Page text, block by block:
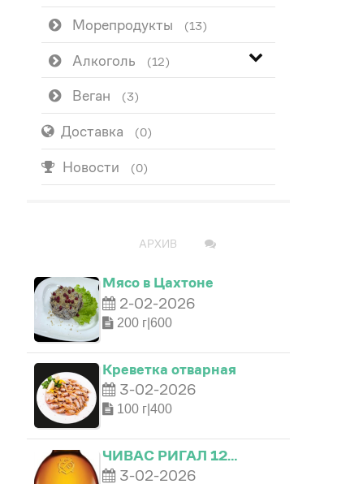
Морепродукты (13)
Алкоголь (12)
Веган (3)
Доставка (0)
Новости (0)
АРХИВ
Мясо в Цахтоне
2-02-2026
200 г|600
Креветка отварная
3-02-2026
100 г|400
ЧИВАС РИГАЛ 12…
3-02-2026